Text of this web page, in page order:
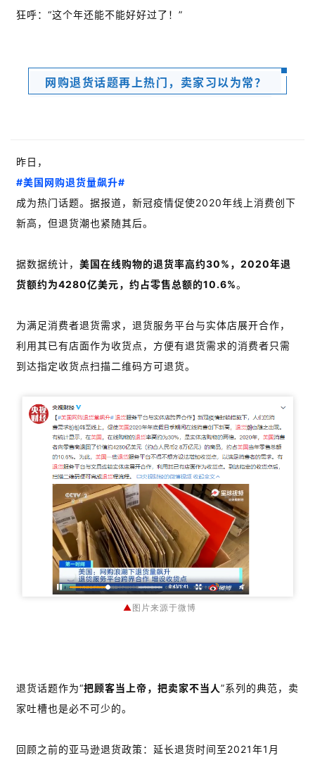
狂呼：“这个年还能不能好好过了！”
网购退货话题再上热门，卖家习以为常？
昨日，
#美国网购退货量飙升#
成为热门话题。据报道，新冠疫情促使2020年线上消费创下
新高，但退货潮也紧随其后。
据数据统计， 美国在线购物的退货率高约30%，2020年退
货额约为4280亿美元，约占零售总额的10.6%。
为满足消费者退货需求，退货服务平台与实体店展开合作，
利用其已有店面作为收货点，方便有退货需求的消费者只需
到达指定收货点扫描二维码方可退货。
▲ 图片来源于微博
退货话题作为“把顾客当上帝，把卖家不当人 ”系列的典范，卖
家吐槽也是必不可少的。
回顾之前的亚马逊退货政策：延长退货时间至2021年1月